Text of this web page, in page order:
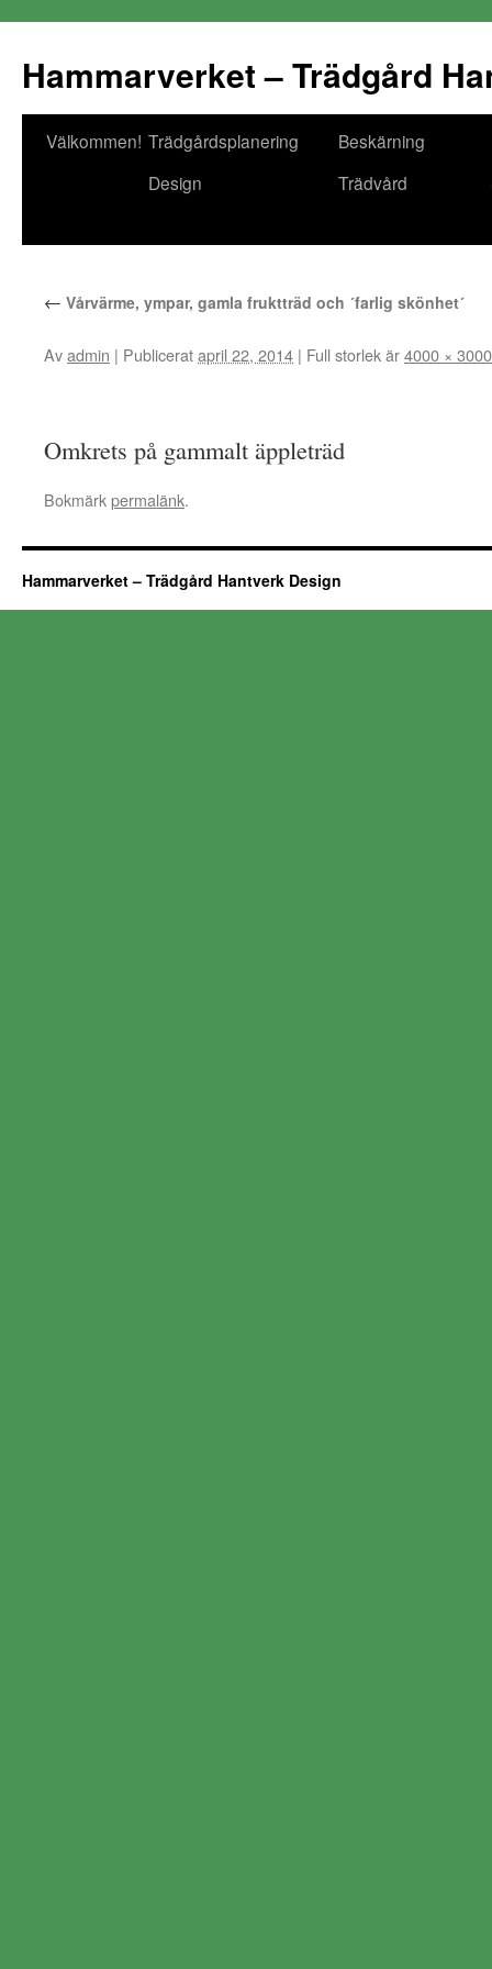
Hammarverket – Trädgård
GåVälkommen! Trädgårdsplanering
Design
Beskärning
Trädvård
← Vårvärme, ympar, gamla fruktträd och ´farlig skönhet´
Avadmin | Publiceratapril 22, 2014 | Full storlek är4000 × 3000
Omkrets på gammalt äppleträd
Bokmärkpermalänk.
Hammarverket – Trädgård Hantverk Design